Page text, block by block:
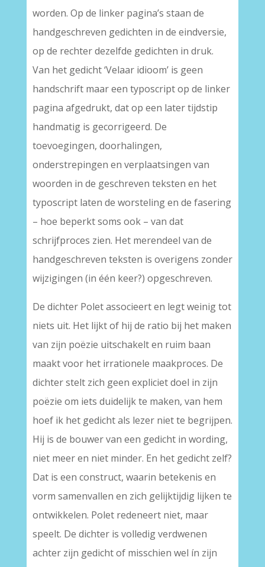
worden. Op de linker pagina’s staan de
handgeschreven gedichten in de eindversie,
op de rechter dezelfde gedichten in druk.
Van het gedicht ‘Velaar idioom’ is geen
handschrift maar een typoscript op de linker
pagina afgedrukt, dat op een later tijdstip
handmatig is gecorrigeerd. De
toevoegingen, doorhalingen,
onderstrepingen en verplaatsingen van
woorden in de geschreven teksten en het
typoscript laten de worsteling en de fasering
– hoe beperkt soms ook – van dat
schrijfproces zien. Het merendeel van de
handgeschreven teksten is overigens zonder
wijzigingen (in één keer?) opgeschreven.
De dichter Polet associeert en legt weinig tot
niets uit. Het lijkt of hij de ratio bij het maken
van zijn poëzie uitschakelt en ruim baan
maakt voor het irrationele maakproces. De
dichter stelt zich geen expliciet doel in zijn
poëzie om iets duidelijk te maken, van hem
hoef ik het gedicht als lezer niet te begrijpen.
Hij is de bouwer van een gedicht in wording,
niet meer en niet minder. En het gedicht zelf?
Dat is een construct, waarin betekenis en
vorm samenvallen en zich gelijktijdig lijken te
ontwikkelen. Polet redeneert niet, maar
speelt. De dichter is volledig verdwenen
achter zijn gedicht of misschien wel ín zijn